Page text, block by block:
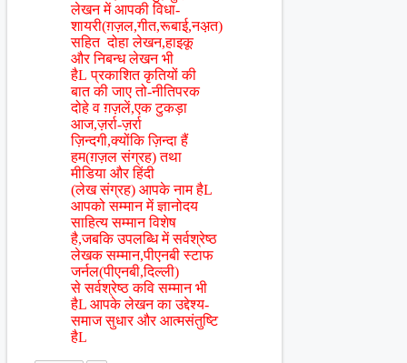
लेखन में आपकी विधा-
शायरी(ग़ज़ल,गीत,रूबाई,नअ़त)
सहित दोहा लेखन,हाइकू
और निबन्ध लेखन भी
हैL प्रकाशित कृतियों की
बात की जाए तो-नीतिपरक
दोहे व ग़ज़लें,एक टुकड़ा
आज,ज़र्रा-ज़र्रा
ज़िन्दगी,क्योंकि ज़िन्दा हैं
हम(ग़ज़ल संग्रह) तथा
मीडिया और हिंदी
(लेख संग्रह) आपके नाम हैL
आपको सम्मान में ज्ञानोदय
साहित्य सम्मान विशेष
है,जबकि उपलब्धि में सर्वश्रेष्ठ
लेखक सम्मान,पीएनबी स्टाफ
जर्नल(पीएनबी,दिल्ली)
से सर्वश्रेष्ठ कवि सम्मान भी
हैL आपके लेखन का उद्देश्य-
समाज सुधार और आत्मसंतुष्टि
हैL